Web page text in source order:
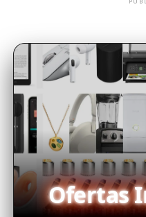
Ofertas